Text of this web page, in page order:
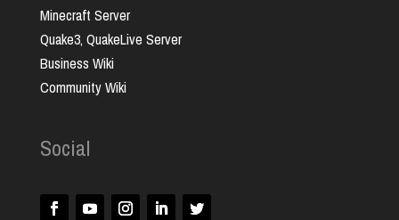
Minecraft Server
Quake3, QuakeLive Server
Business Wiki
Community Wiki
Social